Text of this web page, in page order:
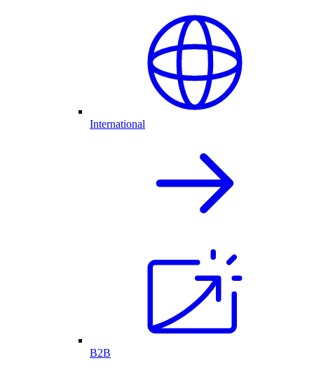
International
B2B